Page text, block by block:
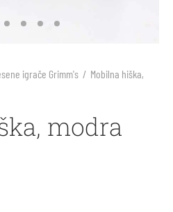
igrače Grimm's / Mobilna hiška,
modra